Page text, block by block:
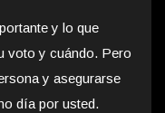
y lo que
voto y cuándo. Pero
y asegurarse
día por usted.